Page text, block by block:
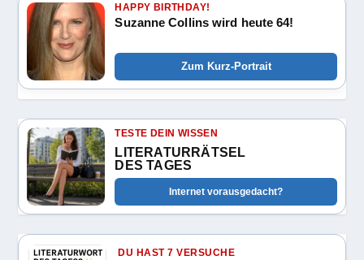
HAPPY BIRTHDAY!
Suzanne Collins wird heute 64!
Zum Kurz-Portrait
TESTE DEIN WISSEN
LITERATURRÄTSEL
DES TAGES
Internet vorausgedacht?
DU HAST 7 VERSUCHE